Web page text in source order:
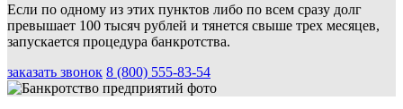
Если по одному из этих пунктов либо по всем сразу долг
превышает 100 тысяч рублей и тянется свыше трех месяцев,
запускается процедура банкротства.
заказать звонок 8 (800) 555-83-54